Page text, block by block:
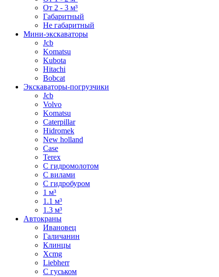
От 2 - 3 м³
Габаритный
Не габаритный
Мини-экскаваторы
Jcb
Komatsu
Kubota
Hitachi
Bobcat
Экскаваторы-погрузчики
Jcb
Volvo
Komatsu
Caterpillar
Hidromek
New holland
Case
Terex
С гидромолотом
С вилами
С гидробуром
1 м³
1.1 м³
1.3 м³
Автокраны
Ивановец
Галичанин
Клинцы
Xcmg
Liebherr
С гуськом